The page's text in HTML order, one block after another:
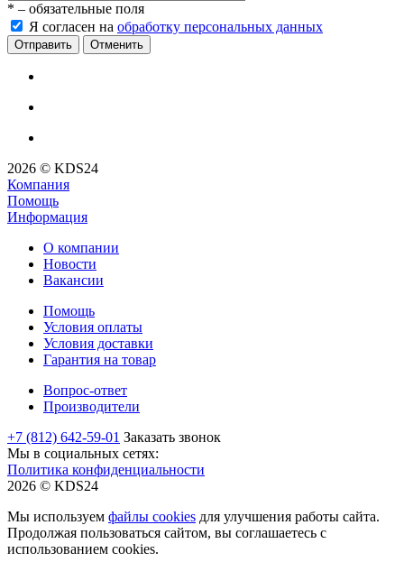
* – обязательные поля
Я согласен на обработку персональных данных
Отменить
2026 © KDS24
Компания
Помощь
Информация
О компании
Новости
Вакансии
Помощь
Условия оплаты
Условия доставки
Гарантия на товар
Вопрос-ответ
Производители
+7 (812) 642-59-01 Заказать звонок
Мы в социальных сетях:
Политика конфиденциальности
2026 © KDS24
Мы используем файлы cookies для улучшения работы сайта.
Продолжая пользоваться сайтом, вы соглашаетесь с
использованием cookies.